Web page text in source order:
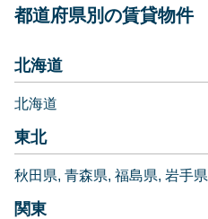
都道府県別の賃貸物件
北海道
北海道
東北
秋田県 青森県 福島県 岩手県
関東